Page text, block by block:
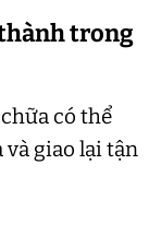
trong
có thể
giao lại tận